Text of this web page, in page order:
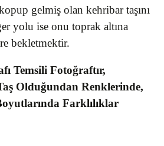
gelmiş olan kehribar taşını
yolu ise onu toprak altına
bekletmektir.
Temsili Fotoğraftır,
Olduğundan Renklerinde,
Farklılıklar